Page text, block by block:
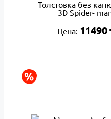
Толстовка без
3D Spider- man
Цена: 11490